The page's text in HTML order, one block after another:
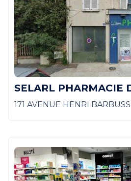
SELARL PHARMACIE
171 AVENUE HENRI